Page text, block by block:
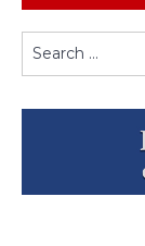
for: